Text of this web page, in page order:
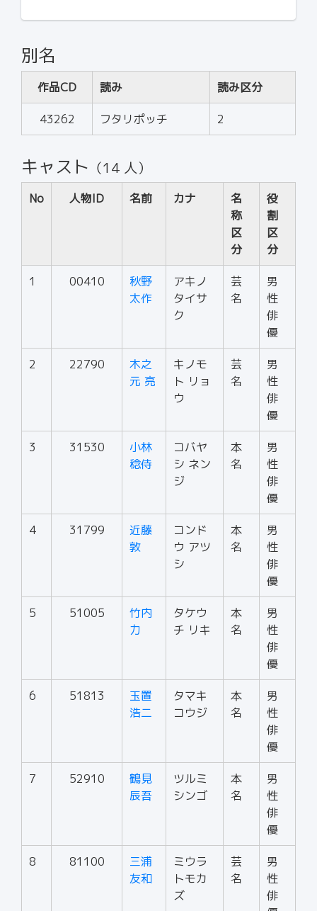
別名
作品CD 読み 読み区分
43262 フタリポッチ 2
キャスト （14 人）
No 人物ID 名前 カナ
名
称
区
分
役
割
区
分
1 00410
秋野
太作
アキノ
タイサ
ク
芸
名
男
性
俳
優
2 22790
木之
元 亮
キノモ
ト リョ
ウ
芸
名
男
性
俳
優
3 31530
小林
稔侍
コバヤ
シ ネン
ジ
本
名
男
性
俳
優
4 31799
近藤
敦
コンド
ウ アツ
シ
本
名
男
性
俳
優
5 51005
竹内
力
タケウ
チ リキ
本
名
男
性
俳
優
6 51813
玉置
浩二
タマキ
コウジ
本
名
男
性
俳
優
7 52910
鶴見
辰吾
ツルミ
シンゴ
本
名
男
性
俳
優
8 81100
三浦
友和
ミウラ
トモカ
ズ
芸
名
男
性
俳